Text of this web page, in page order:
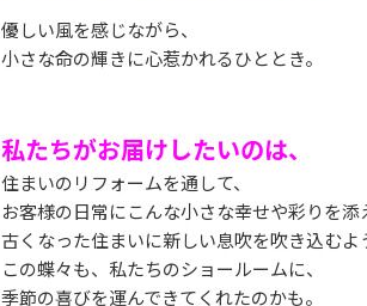
優しい風を感じながら、
小さな命の輝きに心惹かれるひととき。
私たちがお届けしたいのは、
住まいのリフォームを通して、
お客様の日常にこんな小さな幸せや彩りを添
古くなった住まいに新しい息吹を吹き込むよ
この蝶々も、私たちのショールームに、
季節の喜びを運んできてくれたのかも。